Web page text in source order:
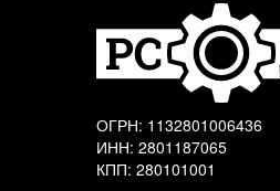
ОГРН: 1132801006436
ИНН: 2801187065
КПП: 280101001